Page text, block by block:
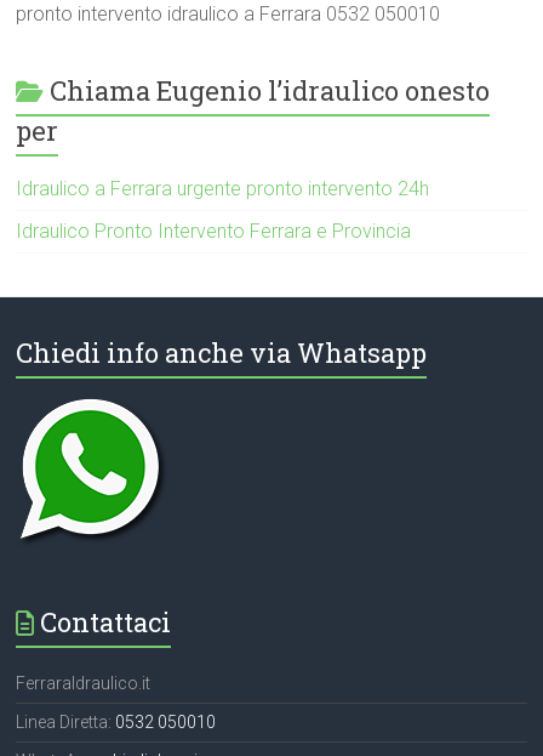
pronto intervento idraulico a Ferrara 0532 050010
Chiama Eugenio l’idraulico onesto
per
Idraulico a Ferrara urgente pronto intervento 24h
Idraulico Pronto Intervento Ferrara e Provincia
Chiedi info anche via Whatsapp
Contattaci
FerraraIdraulico.it
Linea Diretta: 0532 050010